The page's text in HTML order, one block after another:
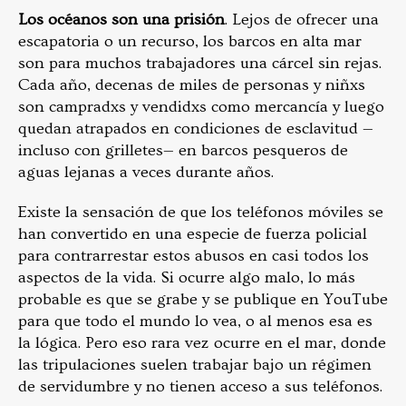
Los océanos son una prisión. Lejos de ofrecer una
escapatoria o un recurso, los barcos en alta mar
son para muchos trabajadores una cárcel sin rejas.
Cada año, decenas de miles de personas y niñxs
son campradxs y vendidxs como mercancía y luego
quedan atrapados en condiciones de esclavitud —
incluso con grilletes— en barcos pesqueros de
aguas lejanas a veces durante años.
Existe la sensación de que los teléfonos móviles se
han convertido en una especie de fuerza policial
para contrarrestar estos abusos en casi todos los
aspectos de la vida. Si ocurre algo malo, lo más
probable es que se grabe y se publique en YouTube
para que todo el mundo lo vea, o al menos esa es
la lógica. Pero eso rara vez ocurre en el mar, donde
las tripulaciones suelen trabajar bajo un régimen
de servidumbre y no tienen acceso a sus teléfonos.